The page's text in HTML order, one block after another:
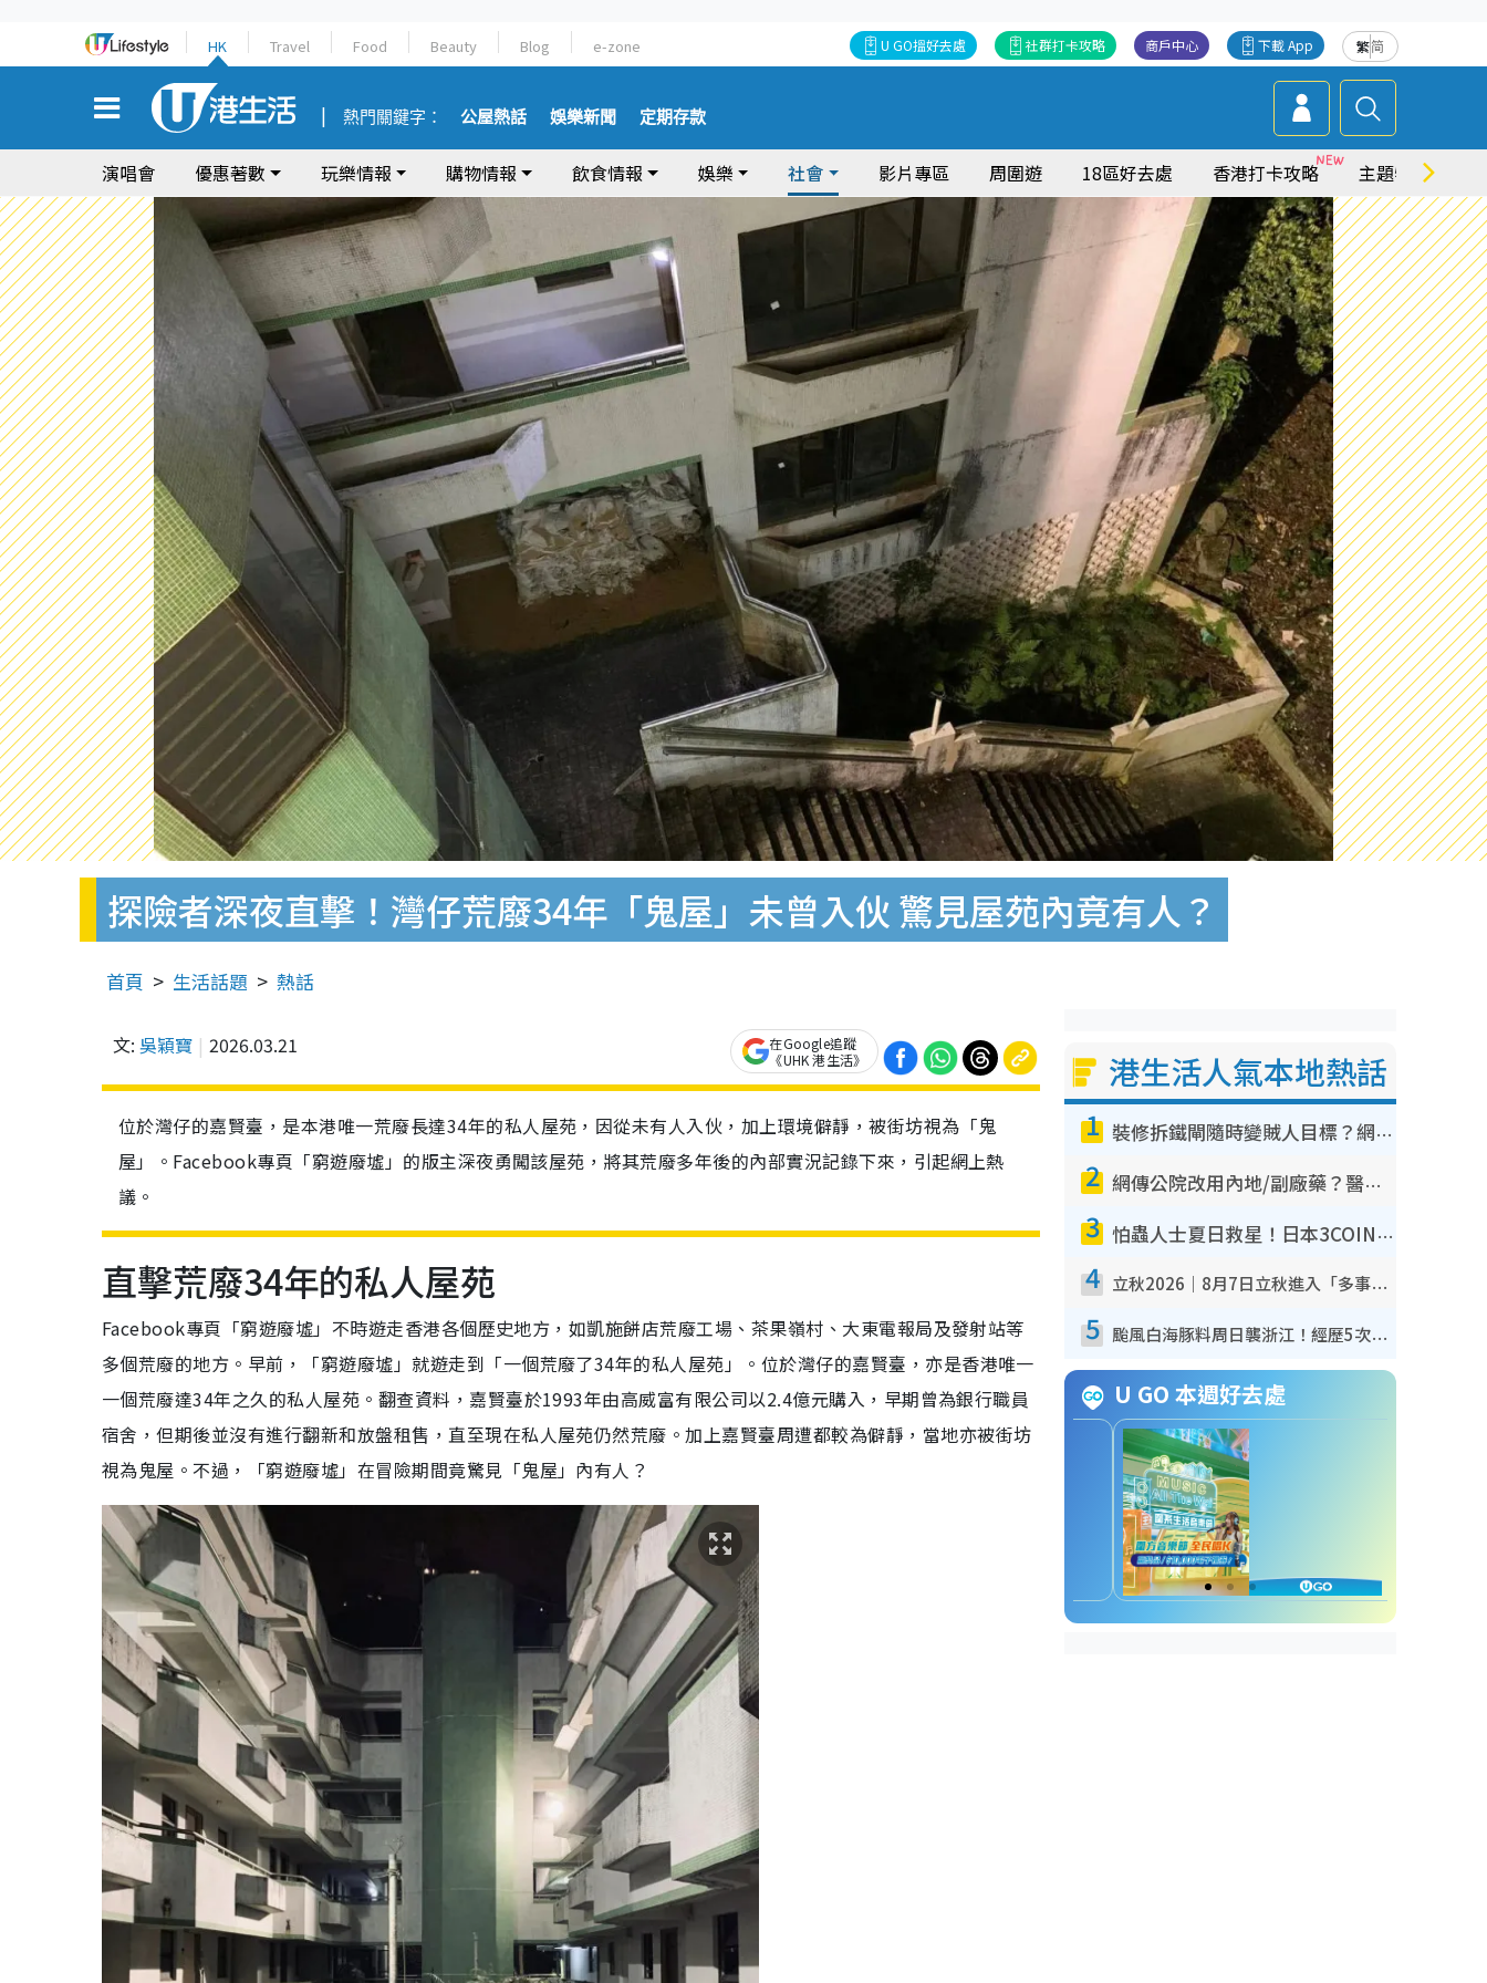
HK Travel Food Beauty Blog e-zone 繁简
下載 App
商戶中心
社群打卡攻略
U GO搵好去處
熱門關鍵字： 公屋熱話 娛樂新聞 定期存款
演唱會 優惠著數 玩樂情報 購物情報 飲食情報 娛樂 社會 影片專區 周圍遊 18區好去處 香港打卡攻略 主題特集
探險者深夜直擊！灣仔荒廢34年「鬼屋」未曾入伙 驚見屋苑內竟有人？
首頁 生活話題 熱話
文: 吳穎寶 2026.03.21
在Google追蹤
《UHK 港生活》
位於灣仔的嘉賢臺，是本港唯一荒廢長達34年的私人屋苑，因從未有人入伙，加上環境僻靜，被街坊視為「鬼
屋」。Facebook專頁「窮遊廢墟」的版主深夜勇闖該屋苑，將其荒廢多年後的內部實況記錄下來，引起網上熱
議。
直擊荒廢34年的私人屋苑
Facebook專頁「窮遊廢墟」不時遊走香港各個歷史地方，如凱施餅店荒廢工場、茶果嶺村、大東電報局及發射站等
多個荒廢的地方。早前，「窮遊廢墟」就遊走到「一個荒廢了34年的私人屋苑」。位於灣仔的嘉賢臺，亦是香港唯一
一個荒廢達34年之久的私人屋苑。翻查資料，嘉賢臺於1993年由高威富有限公司以2.4億元購入，早期曾為銀行職員
宿舍，但期後並沒有進行翻新和放盤租售，直至現在私人屋苑仍然荒廢。加上嘉賢臺周遭都較為僻靜，當地亦被街坊
視為鬼屋。不過，「窮遊廢墟」在冒險期間竟驚見「鬼屋」內有人？
港生活人氣本地熱話
1 裝修拆鐵閘隨時變賊人目標？網民揭2大關鍵用途：裝新式等於白裝？附新舊鐵閘分別
2 網傳公院改用內地/副廠藥？醫生拆解正副廠分別 揭4類人換藥隨時出事
3 怕蟲人士夏日救星！日本3COINS爆紅驅蟲神器$45起 1招「全程免觸碰」輕鬆搞定小強
4 立秋2026｜8月7日立秋進入「多事之秋」 3件事唔做得！專家教6招開運 清枱頭／銀包納氣接好運
5 颱風白海豚料周日襲浙江！經歷5次「眼牆置換」極罕見 成登陸內地最長途颱風
U GO 本週好去處